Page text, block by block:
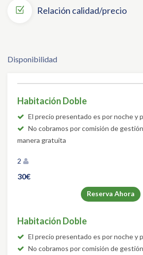
Relación calidad/precio
Disponibilidad
Habitación Doble
El precio presentado es por noche y
No cobramos por comisión de
manera gratuita
2
30€
Reserva Ahora
Habitación Doble
El precio presentado es por noche y
No cobramos por comisión de